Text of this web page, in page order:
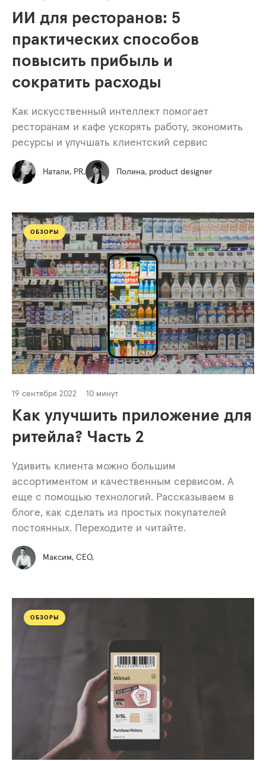
ИИ для ресторанов: 5
практических способов
повысить прибыль и
сократить расходы
Как искусственный интеллект помогает
ресторанам и кафе ускорять работу, экономить
ресурсы и улучшать клиентский сервис
Натали, PR, Полина, product designer
ОБЗОРЫ
19 сентября 2022 10 минут
Как улучшить приложение для
ритейла? Часть 2
Удивить клиента можно большим
ассортиментом и качественным сервисом. А
еще с помощью технологий. Рассказываем в
блоге, как сделать из простых покупателей
постоянных. Переходите и читайте.
Максим, СЕО,
ОБЗОРЫ